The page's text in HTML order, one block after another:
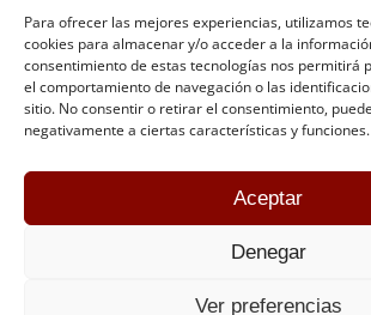
Para ofrecer las mejores experiencias, utilizamos
cookies para almacenar y/o acceder a la
consentimiento de estas tecnologías nos permitirá
el comportamiento de navegación o las
sitio. No consentir o retirar el consentimiento,
negativamente a ciertas características y funciones.
Aceptar
Denegar
Ver preferencias
Acreditaciones
© Copyright 2026 The Art of
los derechos reservados |
|Buscamos